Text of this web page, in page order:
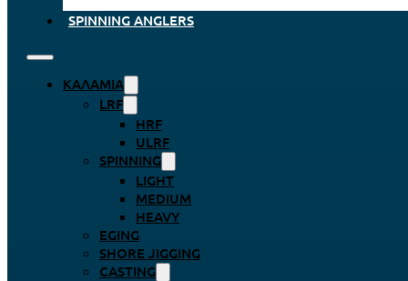
SPINNING ANGLERS
ΚΑΛΆΜΙΑ
LRF
HRF
ULRF
SPINNING
LIGHT
MEDIUM
HEAVY
EGING
SHORE JIGGING
CASTING